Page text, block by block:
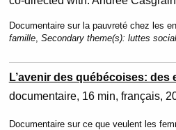
Documentaire sur la pauvreté chez les
famille, Secondary theme(s): luttes
L’avenir des québécoises: des
documentaire 16 min français
Documentaire sur ce que veulent les